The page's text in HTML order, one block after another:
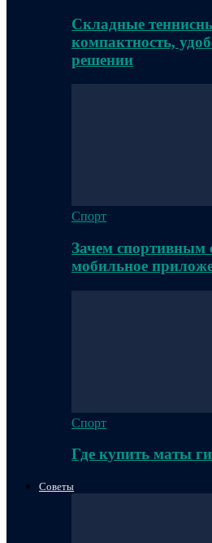
Складные
компактность,
решении
Спорт
Зачем спортивным
мобильное
Спорт
Где купить маты
Советы